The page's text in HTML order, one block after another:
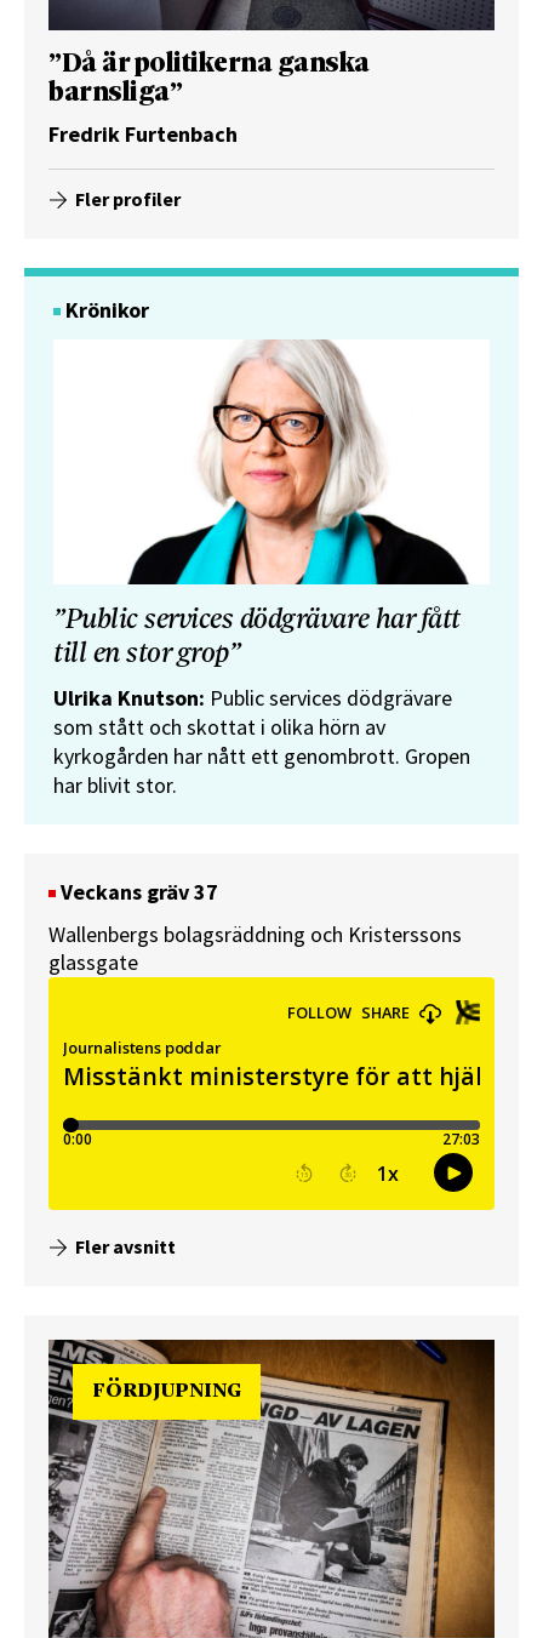
”Då är politikerna ganska
barnsliga”
Fredrik Furtenbach
Fler profiler
Krönikor
”Public services dödgrävare har fått
till en stor grop”
Ulrika Knutson: Public services dödgrävare
som stått och skottat i olika hörn av
kyrkogården har nått ett genombrott. Gropen
har blivit stor.
Veckans gräv 37
Wallenbergs bolagsräddning och Kristerssons
glassgate
Fler avsnitt
FÖRDJUPNING